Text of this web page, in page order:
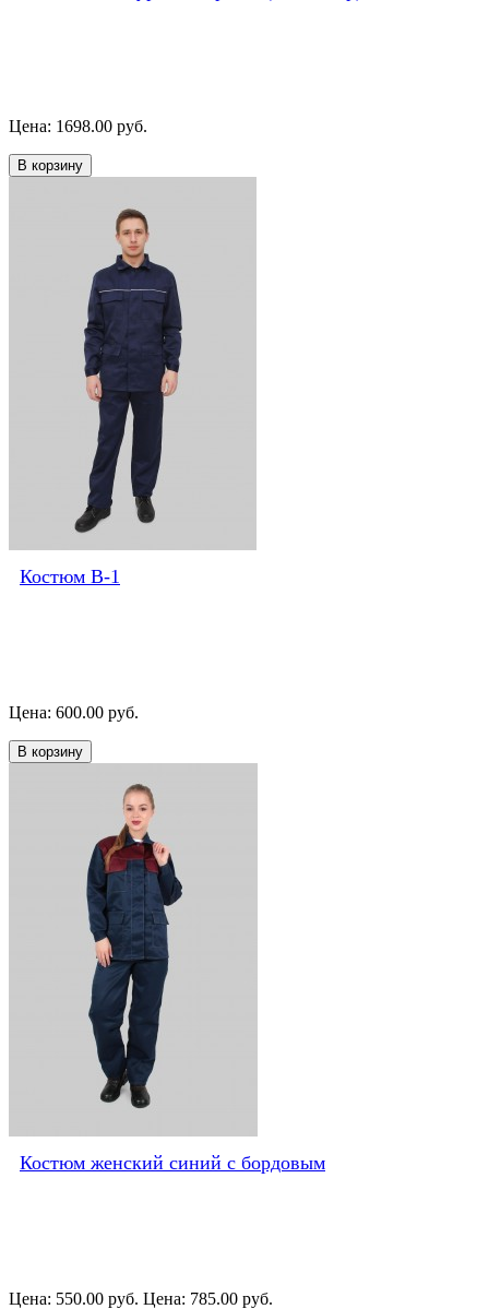
Цена: 1698.00 руб.
В корзину
Костюм В-1
Цена: 600.00 руб.
В корзину
Костюм женский синий с бордовым
Цена: 550.00 руб. Цена: 785.00 руб.